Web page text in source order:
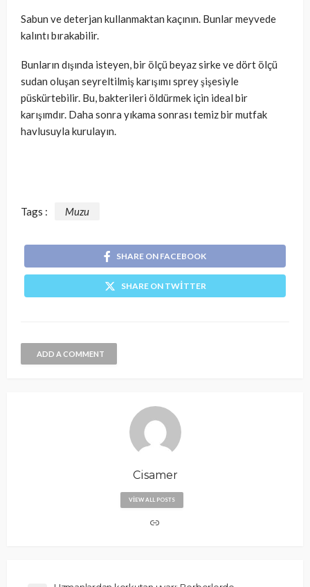
Sabun ve deterjan kullanmaktan kaçının. Bunlar meyvede
kalıntı bırakabilir.
Bunların dışında isteyen, bir ölçü beyaz sirke ve dört ölçü
sudan oluşan seyreltilmiş karışımı sprey şişesiyle
püskürtebilir. Bu, bakterileri öldürmek için ideal bir
karışımdır. Daha sonra yıkama sonrası temiz bir mutfak
havlusuyla kurulayın.
Tags : Muzu
SHARE ON FACEBOOK
SHARE ON TWITTER
ADD A COMMENT
Cisamer
VIEW ALL POSTS